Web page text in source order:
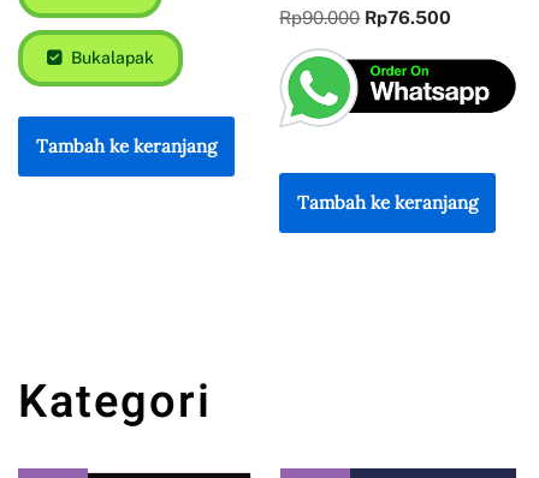
Bukalapak
Tambah ke keranjang
Rp90.000 Rp76.500
Tambah ke keranjang
Kategori